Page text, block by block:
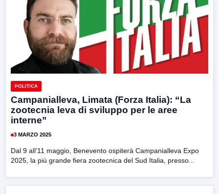
POLITICA
Campanialleva, Limata (Forza Italia): “La
zootecnia leva di sviluppo per le aree
interne”
3 MARZO 2025
Dal 9 all’11 maggio, Benevento ospiterà Campanialleva Expo
2025, la più grande fiera zootecnica del Sud Italia, presso...